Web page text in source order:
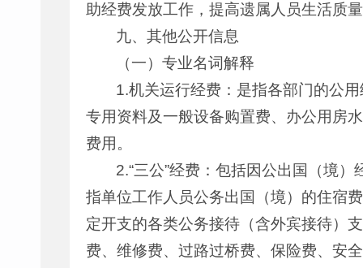
助经费发放工作，提高遗属人员生活质
九、其他公开信息
（一）专业名词解释
1.机关运行经费：是指各部门的公
专用资料及一般设备购置费、办公用房
费用。
2.“三公”经费：包括因公出国（境
指单位工作人员公务出国（境）的住宿
定开支的各类公务接待（含外宾接待）
费、维修费、过路过桥费、保险费、安